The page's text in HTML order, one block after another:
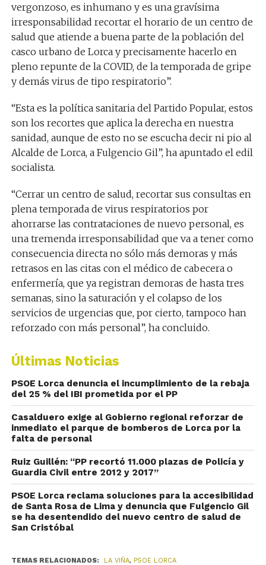
vergonzoso, es inhumano y es una gravísima
irresponsabilidad recortar el horario de un centro de
salud que atiende a buena parte de la población del
casco urbano de Lorca y precisamente hacerlo en
pleno repunte de la COVID, de la temporada de gripe
y demás virus de tipo respiratorio”.
“Esta es la política sanitaria del Partido Popular, estos
son los recortes que aplica la derecha en nuestra
sanidad, aunque de esto no se escucha decir ni pio al
Alcalde de Lorca, a Fulgencio Gil”, ha apuntado el edil
socialista.
“Cerrar un centro de salud, recortar sus consultas en
plena temporada de virus respiratorios por
ahorrarse las contrataciones de nuevo personal, es
una tremenda irresponsabilidad que va a tener como
consecuencia directa no sólo más demoras y más
retrasos en las citas con el médico de cabecera o
enfermería, que ya registran demoras de hasta tres
semanas, sino la saturación y el colapso de los
servicios de urgencias que, por cierto, tampoco han
reforzado con más personal”, ha concluido.
Últimas Noticias
PSOE Lorca denuncia el incumplimiento de la rebaja
del 25 % del IBI prometida por el PP
Casalduero exige al Gobierno regional reforzar de
inmediato el parque de bomberos de Lorca por la
falta de personal
Ruiz Guillén: “PP recortó 11.000 plazas de Policía y
Guardia Civil entre 2012 y 2017”
PSOE Lorca reclama soluciones para la accesibilidad
de Santa Rosa de Lima y denuncia que Fulgencio Gil
se ha desentendido del nuevo centro de salud de
San Cristóbal
TEMAS RELACIONADOS: LA VIÑA, PSOE LORCA